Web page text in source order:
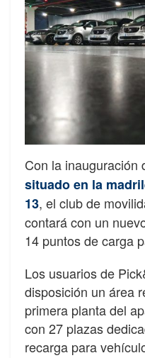
Con la inauguración
situado en la
13, el club de
contará con un
14 puntos de carga
Los usuarios de
disposición un área
primera planta del
con 27 plazas
recarga para